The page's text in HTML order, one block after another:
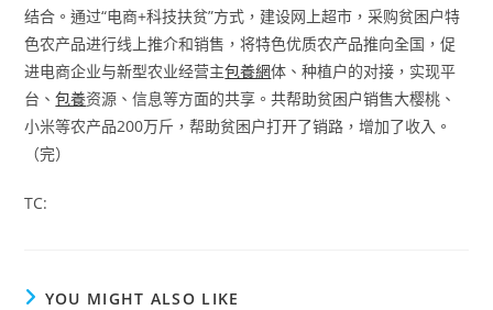
结合。通过“电商+科技扶贫”方式，建设网上超市，采购贫困户特
色农产品进行线上推介和销售，将特色优质农产品推向全国，促
进电商企业与新型农业经营主包養網体、种植户的对接，实现平
台、包養资源、信息等方面的共享。共帮助贫困户销售大樱桃、
小米等农产品200万斤，帮助贫困户打开了销路，增加了收入。
（完）
TC:
YOU MIGHT ALSO LIKE